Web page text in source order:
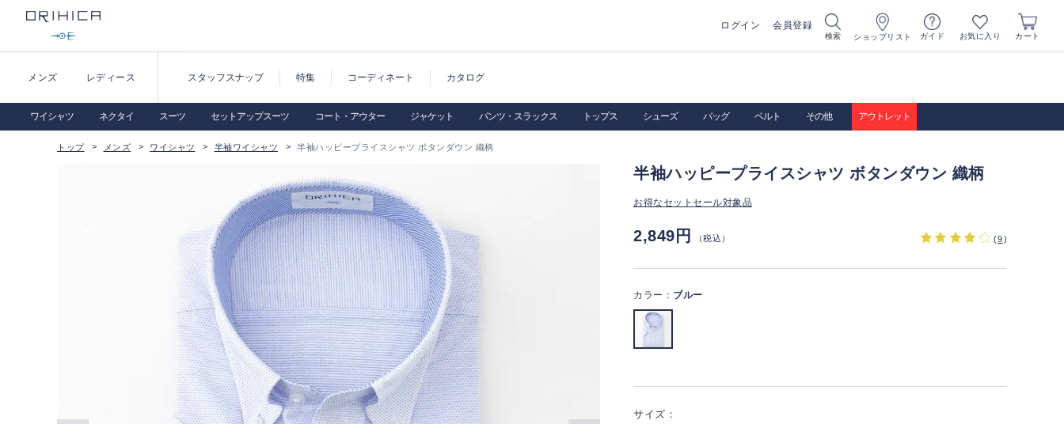
ログイン 会員登録
検索 ショップリスト ガイド お気に入り カート
メンズ レディース スタッフスナップ 特集 コーディネート カタログ
ワイシャツ ネクタイ スーツ セットアップスーツ コート・アウター ジャケット パンツ・スラックス トップス シューズ バッグ ベルト その他 アウトレット
トップ メンズ ワイシャツ 半袖ワイシャツ 半袖ハッピープライスシャツ ボタンダウン 織柄
半袖ハッピープライスシャツ ボタンダウン 織柄
お得なセットセール対象品
2,849円 （税込） (9)
カラー： ブルー
サイズ：